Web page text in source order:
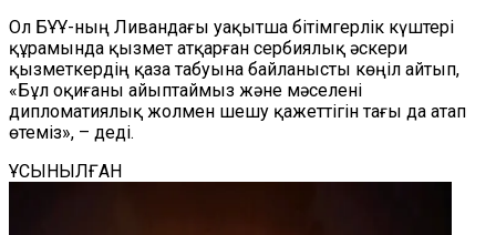
Ол БҰҰ-ның Ливандағы уақытша бітімгерлік күштері
құрамында қызмет атқарған сербиялық әскери
қызметкердің қаза табуына байланысты көңіл айтып,
«Бұл оқиғаны айыптаймыз және мәселені
дипломатиялық жолмен шешу қажеттігін тағы да атап
өтеміз», – деді.
ҰСЫНЫЛҒАН